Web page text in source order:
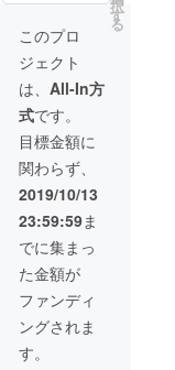
（交通
習費は
負担し
て頂き
ま
す。）
②HAD
O指導は
渋谷、
両国、
セン
ター北
等の
HADO
体験施
設で行
回行わ
れる、
HADO
の大会
へ参加
までの
サポー
トを行
わせて
頂きま
す。
（交通
費・練
習費は
負担し
て頂き
ま
す。）
WORLD
CUP20
19ご招
待 ・
TEAM
iXAオリ
ジナル
ステッ
カー ・
HADO
公式T
シャツ
大会や
イベン
トの際
にスポ
ンサー
ロゴを
身につ
択
す
る
このプロ
ジェクト
は、 All-In方
式です。
目標金額に
関わらず、
2019/10/13
23:59:59ま
でに集まっ
た金額が
ファンディ
ングされま
す。